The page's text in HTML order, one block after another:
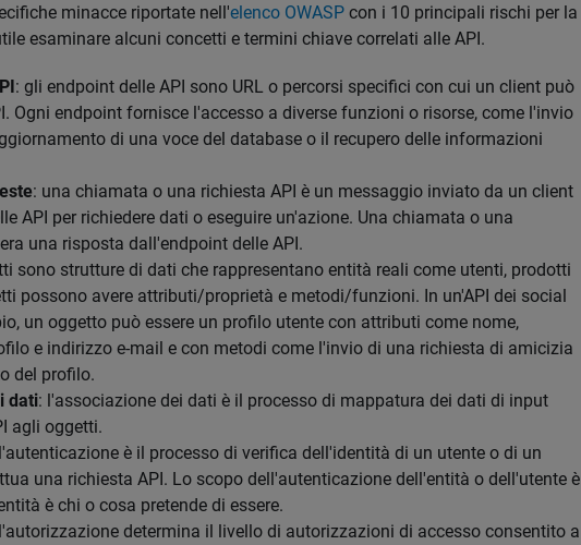
minacce riportate nell'elenco OWASP con i 10 principali rischi per la
esaminare alcuni concetti e termini chiave correlati alle API.
: gli endpoint delle API sono URL o percorsi specifici con cui un client può
Ogni endpoint fornisce l'accesso a diverse funzioni o risorse, come l'invio
di una voce del database o il recupero delle informazioni
: una chiamata o una richiesta API è un messaggio inviato da un client
API per richiedere dati o eseguire un'azione. Una chiamata o una
una risposta dall'endpoint delle API.
sono strutture di dati che rappresentano entità reali come utenti, prodotti
possono avere attributi/proprietà e metodi/funzioni. In un'API dei social
un oggetto può essere un profilo utente con attributi come nome,
e indirizzo e-mail e con metodi come l'invio di una richiesta di amicizia
del profilo.
dati: l'associazione dei dati è il processo di mappatura dei dati di input
agli oggetti.
è il processo di verifica dell'identità di un utente o di un
una richiesta API. Lo scopo dell'autenticazione dell'entità o dell'utente è
è chi o cosa pretende di essere.
determina il livello di autorizzazioni di accesso consentito a